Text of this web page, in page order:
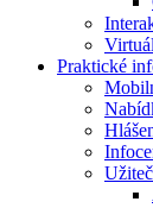
Praktické